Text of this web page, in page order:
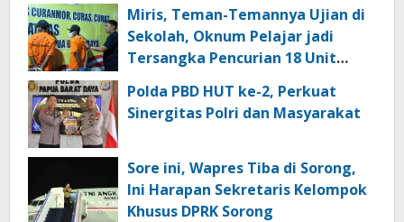
Miris, Teman-Temannya Ujian di
Sekolah, Oknum Pelajar jadi
Tersangka Pencurian 18 Unit
Polda PBD HUT ke-2, Perkuat
Sinergitas Polri dan Masyarakat
Sore ini, Wapres Tiba di Sorong,
Ini Harapan Sekretaris Kelompok
Khusus DPRK Sorong